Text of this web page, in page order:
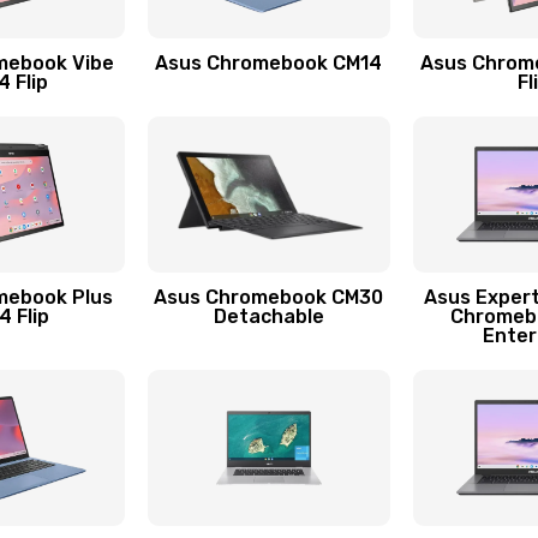
50 мин
60 мин 3 года
30 мин
50 мин
50 мин 2 года
60 мин
20 мин 2 года
Vibe
Flip
Asus Chromebook CM14
Asus
Plus
Flip
Asus Chromebook CM30
Detachable
Asus